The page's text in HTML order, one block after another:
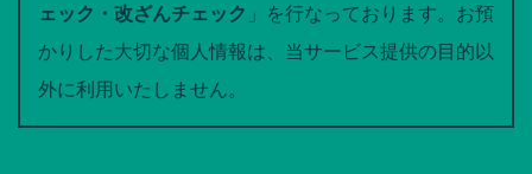
ェック・改ざんチェック 」を行なっております。お預
かりした大切な個人情報は、当サービス提供の目的以
外に利用いたしません。